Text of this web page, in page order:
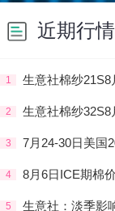
近期行情
1
2
3
4 8月6日ICE期棉
5